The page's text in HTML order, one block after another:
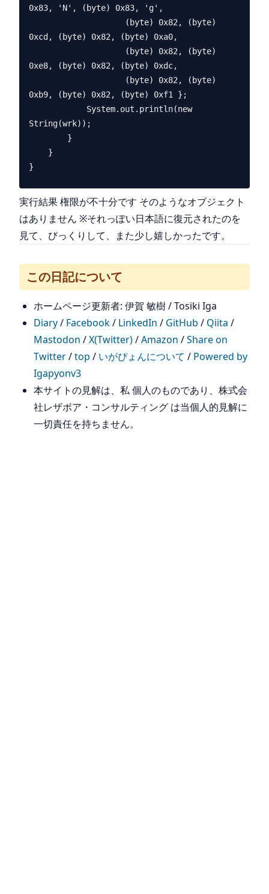
0x83, 'N', (byte) 0x83, 'g',
0xcd, (byte) 0x82, (byte) 0xa0,
0xe8, (byte) 0x82, (byte) 0xdc,
0xb9, (byte) 0x82, (byte) 0xf1 };
String(wrk));
実行結果 権限が不十分です そのようなオブジェクト
はありません ※それっぽい日本語に復元されたのを
見て、びっくりして、また少し嬉しかったです。
この日記について
ホームページ更新者: 伊賀 敏樹 / Tosiki Iga
Diary/ Facebook/ LinkedIn / GitHub / Qiita /
Mastodon /X(Twitter)/Amazon /Share on
Twitter/top / いがぴょんについて / Powered by
Igapyonv3
本サイトの見解は、私 個人のものであり、株式会
社レザボア・コンサルティング は当個人的見解に
一切責任を持ちません。